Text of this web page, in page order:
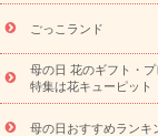
ら探す
お祝いの
念日
結婚祝い
寿祝い
プチギフト
ごっこランド
母の日 花のギフト・プ
特集は花キューピット
母の日おすすめランキ